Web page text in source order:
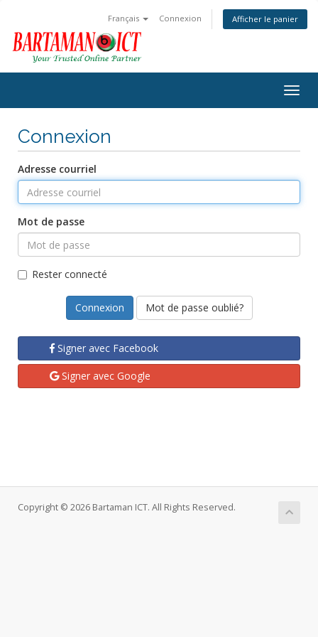
Français Connexion Afficher le panier
Connexion
Adresse courriel
Mot de passe
Rester connecté
Mot de passe oublié?
Signer avec Facebook
Signer avec Google
Copyright © 2026 Bartaman ICT. All Rights Reserved.